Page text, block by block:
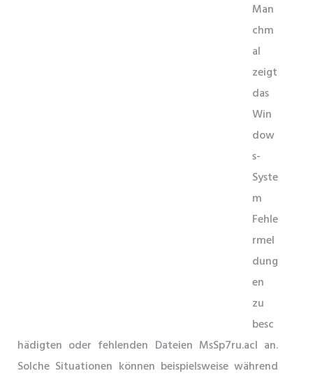
Man
chm
al
zeigt
das
Win
dow
s-
Syste
m
Fehle
rmel
dung
en
zu
besc
hädigten oder fehlenden Dateien MsSp7ru.acl an.
Solche Situationen können beispielsweise während